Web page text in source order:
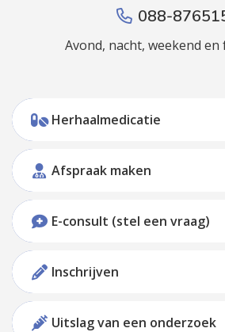
088-
Avond, nacht, weekend en
Herhaalmedicatie
Afspraak maken
E-consult (stel een vraag)
Inschrijven
Uitslag van een onderzoek